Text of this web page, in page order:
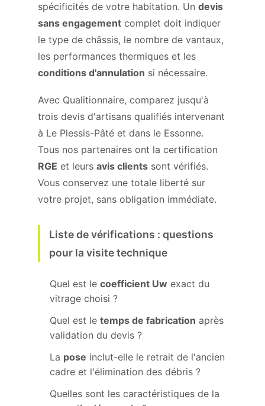
spécificités de votre habitation. Un devis
sans engagement complet doit indiquer
le type de châssis, le nombre de vantaux,
les performances thermiques et les
conditions d'annulation si nécessaire.
Avec Qualitionnaire, comparez jusqu'à
trois devis d'artisans qualifiés intervenant
à Le Plessis-Pâté et dans le Essonne.
Tous nos partenaires ont la certification
RGE et leurs avis clients sont vérifiés.
Vous conservez une totale liberté sur
votre projet, sans obligation immédiate.
Liste de vérifications : questions
pour la visite technique
Quel est le coefficient Uw exact du
vitrage choisi ?
Quel est le temps de fabrication après
validation du devis ?
La pose inclut-elle le retrait de l'ancien
cadre et l'élimination des débris ?
Quelles sont les caractéristiques de la